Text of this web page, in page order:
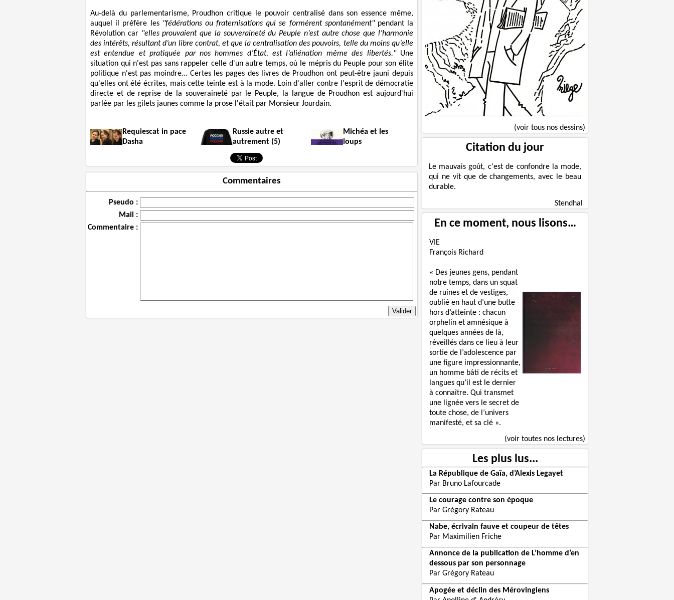
Au-delà du parlementarisme, Proudhon critique le pouvoir centralisé dans son essence même,
auquel il préfère les "fédérations ou fraternisations qui se formèrent spontanément"pendant la
Révolution car "elles prouvaient que la souveraineté du Peuple n’est autre chose que l’harmonie
des intérêts, résultant d’un libre contrat, et que la centralisation des pouvoirs, telle du moins qu’elle
est entendue et pratiquée par nos hommes d’État, est l’aliénation même des libertés." Une
situation qui n'est pas sans rappeler celle d'un autre temps, où le mépris du Peuple pour son élite
politique n'est pas moindre… Certes les pages des livres de Proudhon ont peut-être jauni depuis
qu'elles ont été écrites, mais cette teinte est à la mode. Loin d'aller contre l'esprit de démocratie
directe et de reprise de la souveraineté par le Peuple, la langue de Proudhon est aujourd'hui
parlée par les gilets jaunes comme la prose l'était par Monsieur Jourdain.
Requiescat in pace
Dasha
Russie autre et
autrement (5)
Michéa et les
loups
Commentaires
Pseudo :
Mail :
Commentaire :
(voir tous nos dessins)
Citation du jour
Le mauvais goût, c'est de confondre la mode,
qui ne vit que de changements, avec le beau
durable.
Stendhal
En ce moment, nous lisons…
VIE
François Richard
« Des jeunes gens, pendant
notre temps, dans un squat
de ruines et de vestiges,
oublié en haut d’une butte
hors d’atteinte : chacun
orphelin et amnésique à
quelques années de là,
réveillés dans ce lieu à leur
sortie de l’adolescence par
une figure impressionnante,
un homme bâti de récits et
langues qu’il est le dernier
à connaître. Qui transmet
une lignée vers le secret de
toute chose, de l’univers
manifesté, et sa clé ».
(voir toutes nos lectures)
Les plus lus...
La République de Gaïa, d’Alexis Legayet
Par Bruno Lafourcade
Le courage contre son époque
Par Grégory Rateau
Nabe, écrivain fauve et coupeur de têtes
Par Maximilien Friche
Annonce de la publication de L’homme d’en
dessous par son personnage
Par Grégory Rateau
Apogée et déclin des Mérovingiens